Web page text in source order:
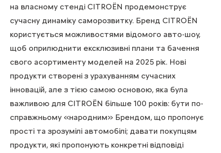
на власному стенді CITROЁN продемонструє
сучасну динаміку саморозвитку. Бренд CITROЁN
користується можливостями відомого авто-шоу,
щоб оприлюднити ексклюзивні плани та бачення
свого асортименту моделей на 2025 рік. Нові
продукти створені з урахуванням сучасних
інновацій, але з тією самою основою, яка була
важливою для CITROЁN більше 100 років: бути по-
справжньому «народним» Брендом, що пропонує
прості та зрозумілі автомобілі; давати покупцям
продукти, які пропонують конкретні відповіді